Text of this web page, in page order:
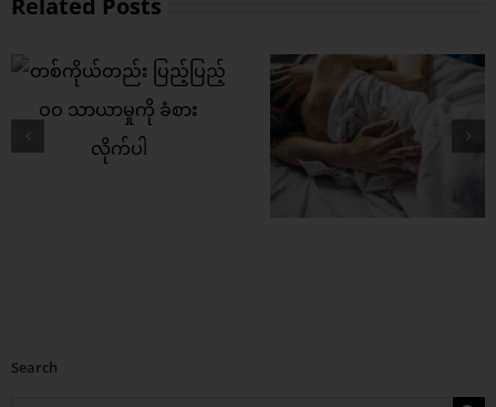
Related Posts
လက်တွဲညီညီ အချစ်
ဒါတွေ လုပ်နေသ
ကွန်ဒုံး သုံးတာကို
ရပ်သင့်ဘူး
Search